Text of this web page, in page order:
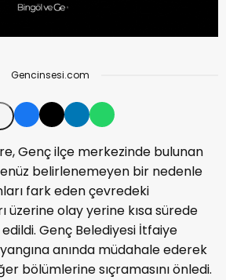
Gencinsesi.com
Genç ilçe merkezinde bulunan
belirlenemeyen bir nedenle
fark eden çevredeki
üzerine olay yerine kısa sürede
Genç Belediyesi İtfaiye
anında müdahale ederek
bölümlerine sıçramasını önledi.